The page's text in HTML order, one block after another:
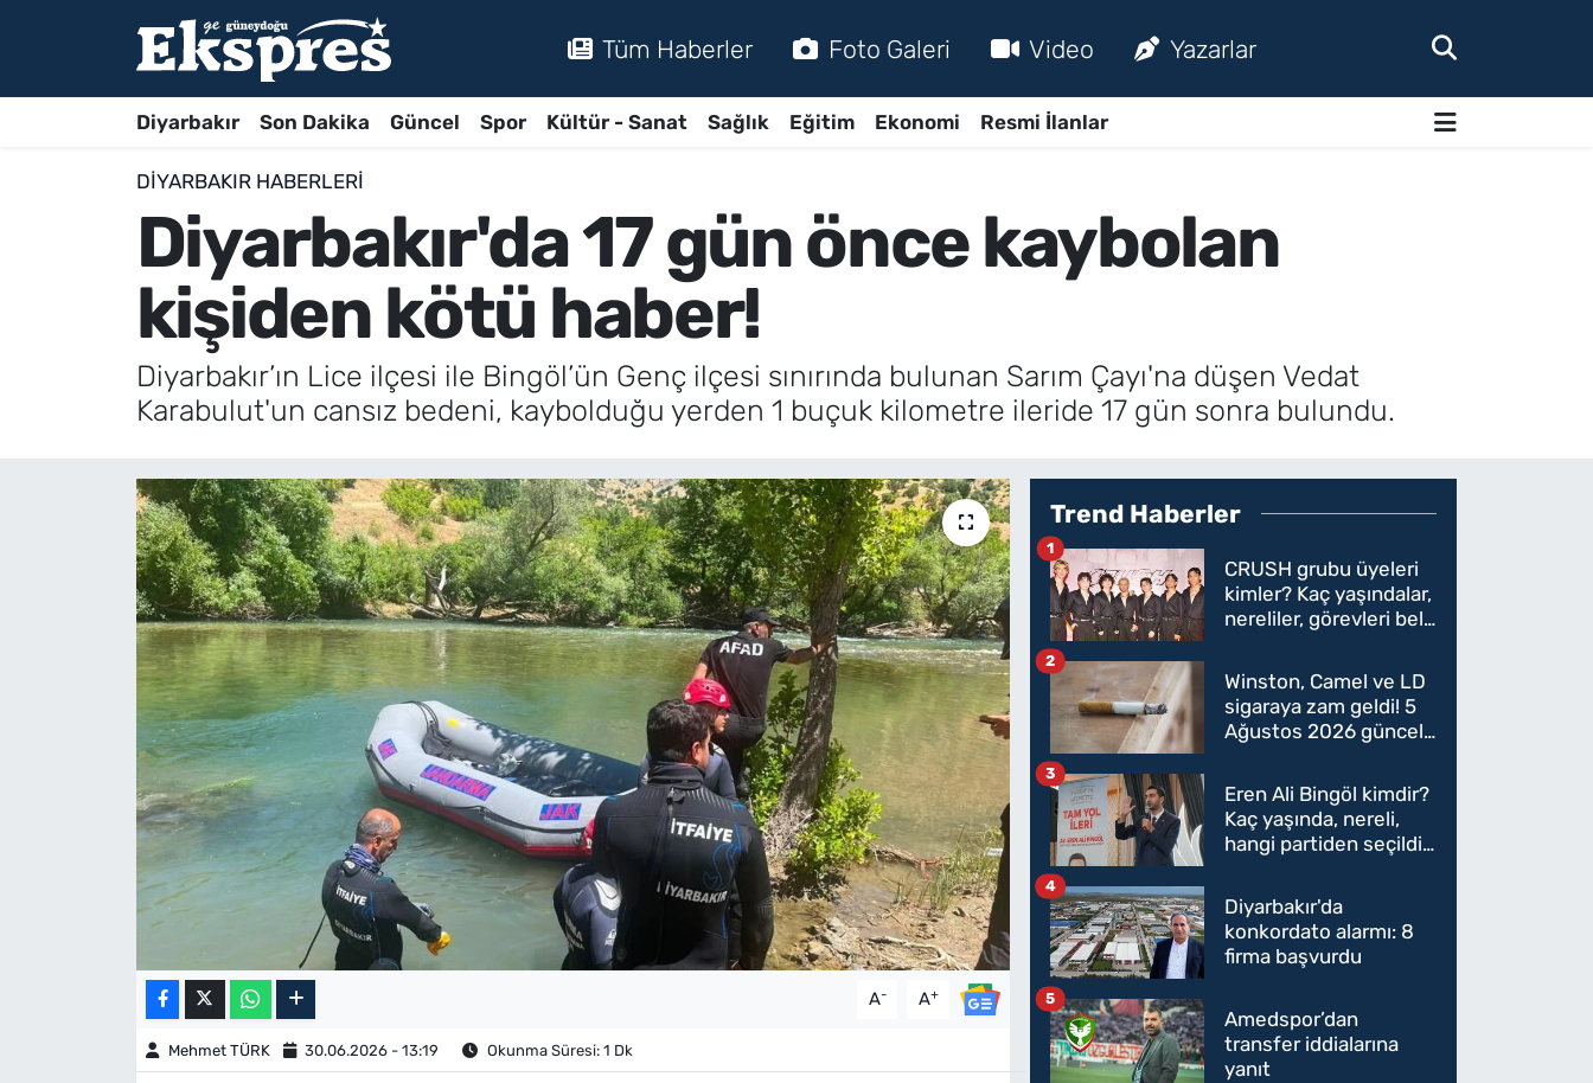
Tüm Haberler Foto Galeri Video Yazarlar
Diyarbakır Son Dakika Güncel Spor Kültür - Sanat Sağlık Eğitim Ekonomi Resmi İlanlar
DIYARBAKIR HABERLERI
Diyarbakır'da 17 gün önce kaybolan
kişiden kötü haber!
Diyarbakır’ın Lice ilçesi ile Bingöl’ün Genç ilçesi sınırında bulunan Sarım Çayı'na düşen Vedat
Karabulut'un cansız bedeni, kaybolduğu yerden 1 buçuk kilometre ileride 17 gün sonra bulundu.
A- A+
Mehmet TÜRK 30.06.2026 - 13:19 Okunma Süresi: 1 Dk
Trend Haberler
CRUSH grubu üyeleri
kimler? Kaç yaşındalar,
nereliler, görevleri belli
1
Winston, Camel ve LD
sigaraya zam geldi! 5
Ağustos 2026 güncel
oldu
2
Eren Ali Bingöl kimdir?
Kaç yaşında, nereli,
hangi partiden seçildi?
Parti'ye mi geçecek?
3
Diyarbakır'da
konkordato alarmı: 8
firma başvurdu
4
Amedspor’dan
transfer iddialarına
yanıt
5